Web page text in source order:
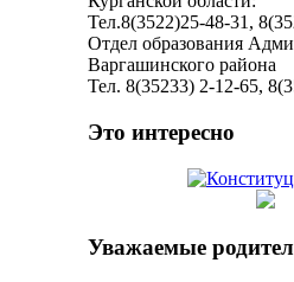
Тел.8(3522)25-48-31,
Отдел образования
Варгашинского района
Тел. 8(35233) 2-12-65,
Это интересно
Уважаемые